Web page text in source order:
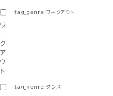
tag_genre:ワークアウト
ワ
ー
ク
ア
ウ
ト
tag_genre:ダンス